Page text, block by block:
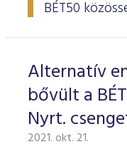
BÉT50
Alternatív
bővült a
Nyrt.
2021. okt. 21.